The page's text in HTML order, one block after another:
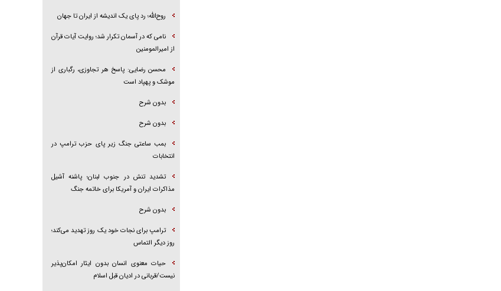
روح‌الله؛ رد پای یک اندیشه از ایران تا جهان
نامی که در آسمان تکرار شد؛ روایت آیات قرآن
از امیرالمومنین
محسن رضایی: پاسخ هر تجاوزی، رگباری از
موشک و پهپاد است
بدون شرح
بدون شرح
بمب ساعتی جنگ زیر پای حزب ترام‍پ در
انتخابات
تشدید تنش در جنوب لبنان؛ پاشنه آشیل
مذاکرات ایران و آمریکا برای خاتمه جنگ
بدون شرح
ترامپ برای نجات خود یک روز تهدید می‌کند؛
روز دیگر التماس
حیات معنوی انسان بدون ایثار امکان‌پذیر
نیست/قربانی در ادیان قبل اسلام